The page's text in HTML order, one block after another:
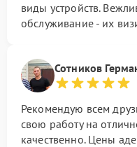
виды устройств.
обслуживание - их
Сотников
Рекомендую всем
свою работу на
качественно. Цены